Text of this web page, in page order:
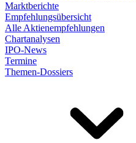
Marktberichte
Empfehlungsübersicht
Alle Aktienempfehlungen
Chartanalysen
IPO-News
Termine
Themen-Dossiers